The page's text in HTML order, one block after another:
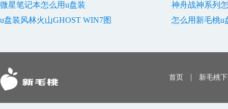
微星笔记本怎么用u盘装
神舟战神系列
u盘装风林火山GHOST WIN7图
怎么用新毛桃u
首页 | 新毛桃